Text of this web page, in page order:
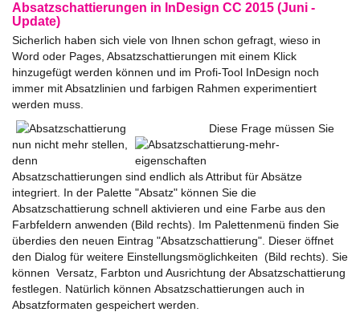
Absatzschattierungen in InDesign CC 2015 (Juni -
Update)
Sicherlich haben sich viele von Ihnen schon gefragt, wieso in
Word oder Pages, Absatzschattierungen mit einem Klick
hinzugefügt werden können und im Profi-Tool InDesign noch
immer mit Absatzlinien und farbigen Rahmen experimentiert
werden muss.
Diese Frage müssen Sie
nun nicht mehr stellen,
denn
Absatzschattierungen sind endlich als Attribut für Absätze
integriert. In der Palette "Absatz" können Sie die
Absatzschattierung schnell aktivieren und eine Farbe aus den
Farbfeldern anwenden (Bild rechts). Im Palettenmenü finden Sie
überdies den neuen Eintrag "Absatzschattierung". Dieser öffnet
den Dialog für weitere Einstellungsmöglichkeiten (Bild rechts). Sie
können Versatz, Farbton und Ausrichtung der Absatzschattierung
festlegen. Natürlich können Absatzschattierungen auch in
Absatzformaten gespeichert werden.